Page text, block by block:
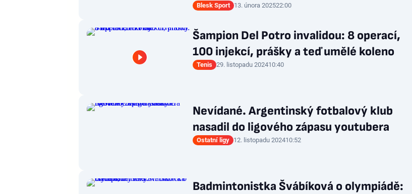
Blesk Sport 13. února 202522:00
Šampion Del Potro invalidou: 8 operací,
100 injekcí, prášky a teď umělé koleno
Tenis 29. listopadu 202410:40
Nevídané. Argentinský fotbalový klub
nasadil do ligového zápasu youtubera
Ostatní ligy 12. listopadu 202410:52
Badmintonistka Švábíková o olympiádě: